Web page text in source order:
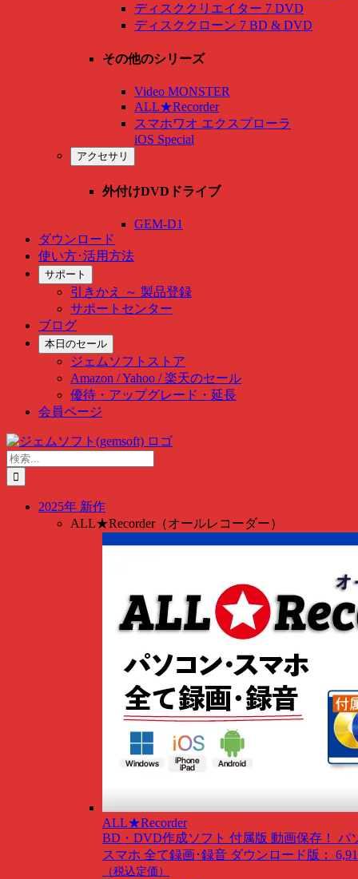
ディスククリエイター 7 DVD
ディスククローン 7 BD & DVD
その他のシリーズ
Video MONSTER
ALL★Recorder
スマホワオ エクスプローラ
iOS Special
アクセサリ
外付けDVDドライブ
GEM-D1
ダウンロード
使い方･活用方法
サポート
引きかえ ～ 製品登録
サポートセンター
ブログ
本日のセール
ジェムソフトストア
Amazon / Yahoo / 楽天のセール
優待・アップグレード・延長
会員ページ
Skip
to
content
検
索
…
2025年 新作
ALL★Recorder（オールレコーダー）
ALL★Recorder
BD・DVD作成ソフト 付属版 動画保存！ パ
スマホ 全て録画･録音 ダウンロード版：
（税込定価）